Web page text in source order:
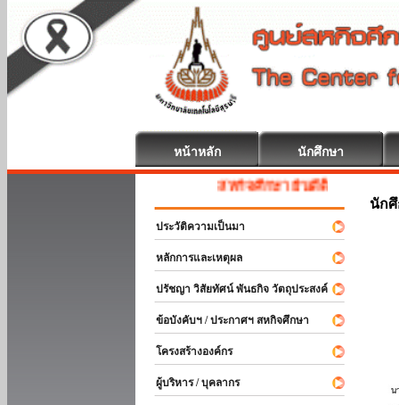
หน้าหลัก นักศึกษา
สหกิจศึกษา ยินดีต้อนรับ
ประวัติความเป็นมา
หลักการและเหตุผล
ปรัชญา วิสัยทัศน์ พันธกิจ วัตถุประสงค์
ข้อบังคับฯ / ประกาศฯ สหกิจศึกษา
โครงสร้างองค์กร
ผู้บริหาร / บุคลากร
นัก